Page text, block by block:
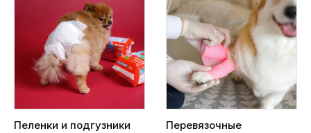
Пеленки и подгузники
Перевязочные